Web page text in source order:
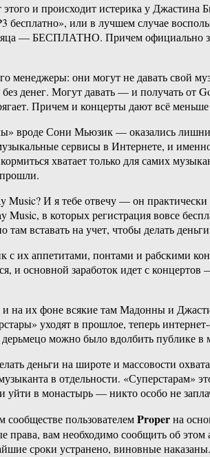
и происходит истерика у
или в лучшем случае
— БЕСПЛАТНО. Причем официально
менеджеры: они могут не давать свой
денег. Могут давать — и получать от
Причем и концерты дают всё меньше
вроде Сони Мьюзик — оказались
сервисы в Интернете, и
хватает только для самих
Music? И я тебе отвечу — он
в которых регистрация вовсе
на учет, чтобы делать
аппетитами, понтами и рабскими
основной заработок идет с
их фоне всякие там Мадонны и
уходят в прошлое, теперь
можно было вдолбить публике
деньги на широте и массовости
в отдельности.
уйти в монастырь — никто особо не
пользователемProperна
права, вам необходимо сообщить об
сроки устранено, виновные наказаны.